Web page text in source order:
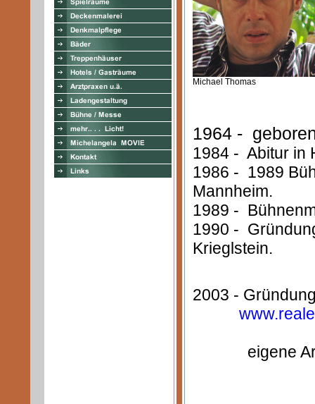
Michael Thomas
1964 -
1984 - Abitur in
1986 - 1989
Mannheim.
1989 -
1990 -
Krieglstein.
2003 -
eigene